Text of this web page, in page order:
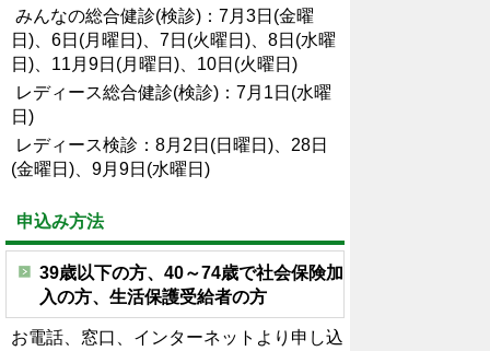
みんなの総合健診(検診)：7月3日(金曜
日)、6日(月曜日)、7日(火曜日)、8日(水曜
日)、11月9日(月曜日)、10日(火曜日)
レディース総合健診(検診)：7月1日(水曜
日)
レディース検診：8月2日(日曜日)、28日
(金曜日)、9月9日(水曜日)
申込み方法
39歳以下の方、40～74歳で社会保険加
入の方、生活保護受給者の方
お電話、窓口、インターネットより申し込